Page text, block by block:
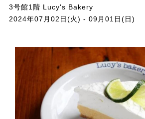
3号館1階 Lucy's Bakery
2024年07月02日(火) - 09月01日(日)